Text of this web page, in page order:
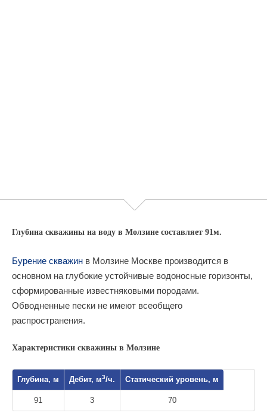
Глубина скважины на воду в Молзине составляет 91м.
Бурение скважин в Молзине Москве производится в
основном на глубокие устойчивые водоносные горизонты,
сформированные известняковыми породами.
Обводненные пески не имеют всеобщего
распространения.
Характеристики скважины в Молзине
Глубина, м Дебит, м3/ч. Статический уровень, м
91 3 70